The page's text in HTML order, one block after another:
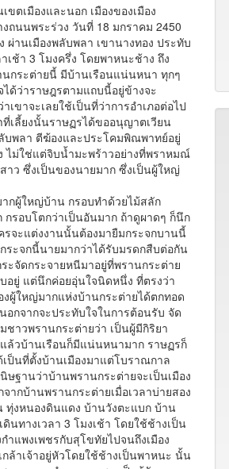
เมืองและนอก เมืองของเมือง
ถนนพระร่วง วันที่ 18 มกราคม 2450
ผ่านเมืองพลับพลา เขานางทอง ประทับ
เช้า 3 โมงครึ่ง โดยพาหนะช้าง ถึง
นกระต่ายนี้ มีบ้านเรือนแน่นหนา ทุกๆ
ได้ว่าราษฎรตามแถบนี้อยู่ข้างจะ
ขาจะเลยใช้เป็นที่ว่าการอำเภอต่อไป
เลี้ยงนั้นราษฏรได้ขออนุญาตเวียน
บพลา ตีฆ้องและประโคมพิณพาทย์อยู่
ไม่ใช่แต่จิบน้ำมะพร้าวอย่างที่พราหมณ์
าว ซึ่งเป็นของนายมาก ซึ่งเป็นผู้ใหญ่
ผู้ใหญ่บ้าน กรอบทำด้วยไม้สลัก
รอบโตกว่าเป็นอันมาก ถ้าดูผาดๆ ก็นึก
จะแต่งงานนั้นต้องมายืมกระจกบานนี้
ระจกนี้นายมากว่าได้รับมรดกสืบต่อกัน
ะจัดกระจายหนีมาอยู่ที่พรานกระต่าย
อยู่ แต่นึกค่อยอุ่นใจนิดหนึ่ง ที่ตรงว่า
ผู้ใหญ่มากแห่งบ้านกระต่ายได้ตกทอด
กจากจะประทับใจในการต้อนรับ จัด
าวพรานกระต่ายว่า เป็นผู้มีกิริยา
แล้วบ้านเรือนก็มีแน่นหนามาก ราษฏรก็
ป็นที่ตั้งบ้านเมืองมาแต่โบราณกาล
ฐานว่าบ้านพรานกระต่ายจะเป็นเมือง
ากบ้านพรานกระต่ายเมื่อเวลาบ่ายสอง
ทุ่งหนองดินแดง บ้านวังตะแบก บ้าน
นทางเวลา 3 โมงเช้า โดยใช้ช้างเป็น
แพงเพชรกับสุโขทัยไปจนถึงเมือง
กล้าเจ้าอยู่หัวโดยใช้ช้างเป็นพาหนะ นั้น